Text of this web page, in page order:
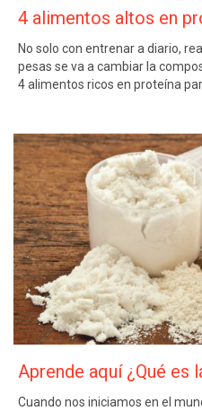
4 alimentos altos en
No solo con entrenar a diario,
pesas se va a cambiar la
4 alimentos ricos en proteína
Aprende aquí ¿Qué es
Cuando nos iniciamos en el